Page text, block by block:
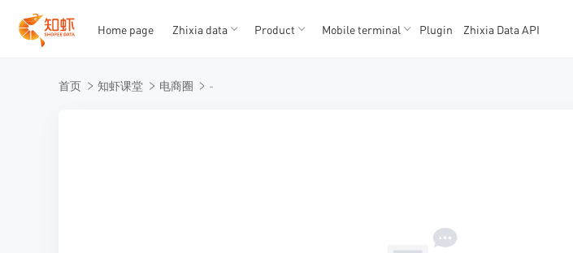
Home page Zhixia data Product Mobile terminal Plugin Zhixia Data API
首页 知虾课堂 电商圈 -